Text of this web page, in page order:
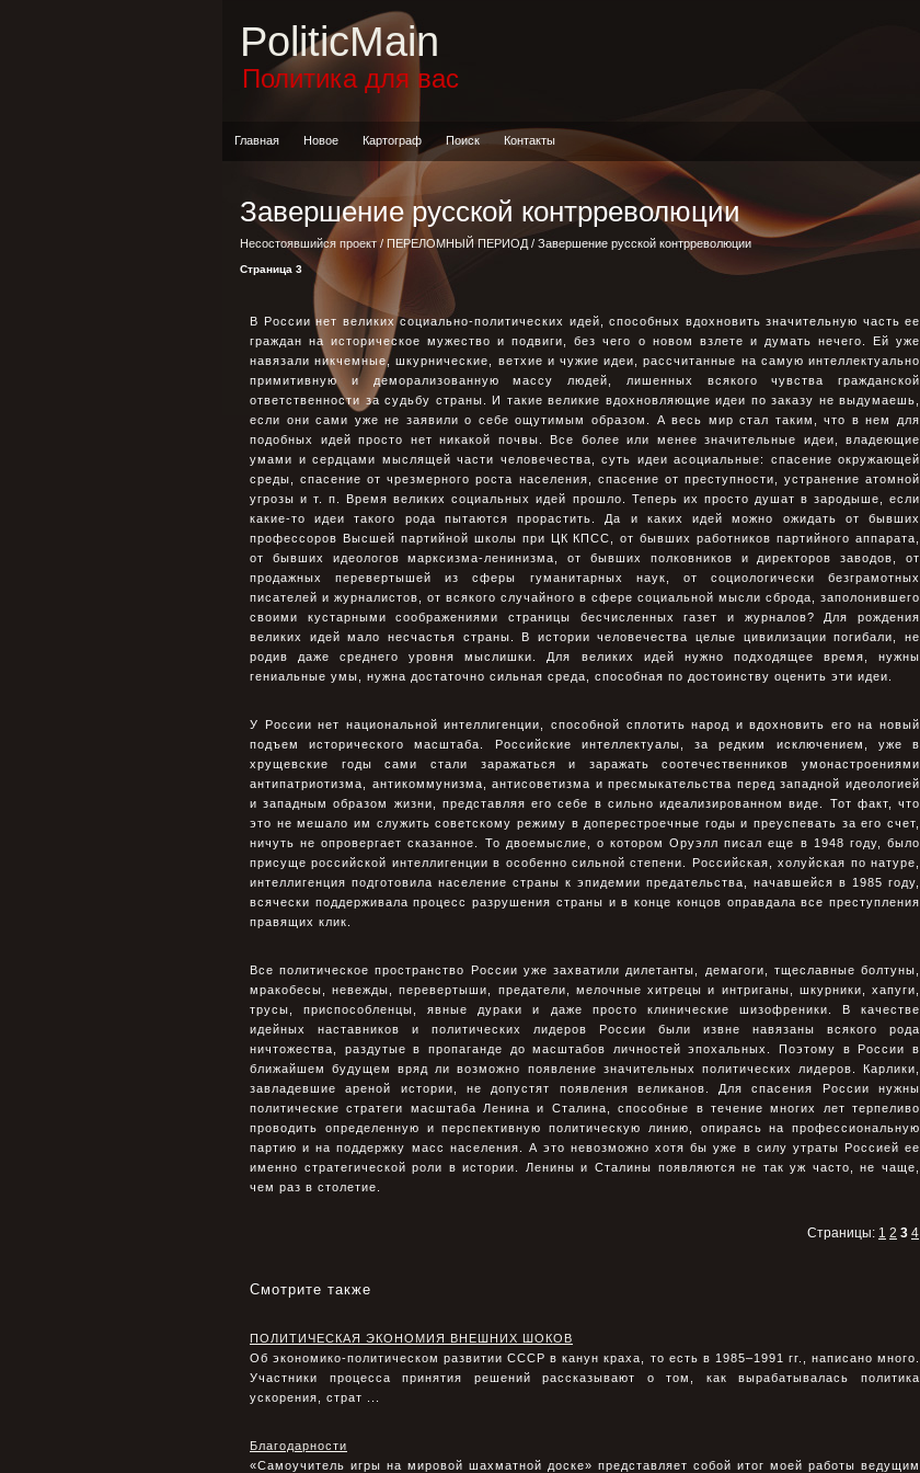
PoliticMain
Политика для вас
Главная Новое Картограф Поиск Контакты
Завершение русской контрреволюции
Несостоявшийся проект/ ПЕРЕЛОМНЫЙ ПЕРИОД / Завершение русской контрреволюции
Страница 3
В России нет великих социально-политических идей, способных вдохновить значительную часть ее
граждан на историческое мужество и подвиги, без чего о новом взлете и думать нечего. Ей уже
навязали никчемные, шкурнические, ветхие и чужие идеи, рассчитанные на самую интеллектуально
примитивную и деморализованную массу людей, лишенных всякого чувства гражданской
ответственности за судьбу страны. И такие великие вдохновляющие идеи по заказу не выдумаешь,
если они сами уже не заявили о себе ощутимым образом. А весь мир стал таким, что в нем для
подобных идей просто нет никакой почвы. Все более или менее значительные идеи, владеющие
умами и сердцами мыслящей части человечества, суть идеи асоциальные: спасение окружающей
среды, спасение от чрезмерного роста населения, спасение от преступности, устранение атомной
угрозы и т. п. Время великих социальных идей прошло. Теперь их просто душат в зародыше, если
какие-то идеи такого рода пытаются прорастить. Да и каких идей можно ожидать от бывших
профессоров Высшей партийной школы при ЦК КПСС, от бывших работников партийного аппарата,
от бывших идеологов марксизма-ленинизма, от бывших полковников и директоров заводов, от
продажных перевертышей из сферы гуманитарных наук, от социологически безграмотных
писателей и журналистов, от всякого случайного в сфере социальной мысли сброда, заполонившего
своими кустарными соображениями страницы бесчисленных газет и журналов? Для рождения
великих идей мало несчастья страны. В истории человечества целые цивилизации погибали, не
родив даже среднего уровня мыслишки. Для великих идей нужно подходящее время, нужны
гениальные умы, нужна достаточно сильная среда, способная по достоинству оценить эти идеи.
У России нет национальной интеллигенции, способной сплотить народ и вдохновить его на новый
подъем исторического масштаба. Российские интеллектуалы, за редким исключением, уже в
хрущевские годы сами стали заражаться и заражать соотечественников умонастроениями
антипатриотизма, антикоммунизма, антисоветизма и пресмыкательства перед западной идеологией
и западным образом жизни, представляя его себе в сильно идеализированном виде. Тот факт, что
это не мешало им служить советскому режиму в доперестроечные годы и преуспевать за его счет,
ничуть не опровергает сказанное. То двоемыслие, о котором Оруэлл писал еще в 1948 году, было
присуще российской интеллигенции в особенно сильной степени. Российская, холуйская по натуре,
интеллигенция подготовила население страны к эпидемии предательства, начавшейся в 1985 году,
всячески поддерживала процесс разрушения страны и в конце концов оправдала все преступления
правящих клик.
Все политическое пространство России уже захватили дилетанты, демагоги, тщеславные болтуны,
мракобесы, невежды, перевертыши, предатели, мелочные хитрецы и интриганы, шкурники, хапуги,
трусы, приспособленцы, явные дураки и даже просто клинические шизофреники. В качестве
идейных наставников и политических лидеров России были извне навязаны всякого рода
ничтожества, раздутые в пропаганде до масштабов личностей эпохальных. Поэтому в России в
ближайшем будущем вряд ли возможно появление значительных политических лидеров. Карлики,
завладевшие ареной истории, не допустят появления великанов. Для спасения России нужны
политические стратеги масштаба Ленина и Сталина, способные в течение многих лет терпеливо
проводить определенную и перспективную политическую линию, опираясь на профессиональную
партию и на поддержку масс населения. А это невозможно хотя бы уже в силу утраты Россией ее
именно стратегической роли в истории. Ленины и Сталины появляются не так уж часто, не чаще,
чем раз в столетие.
Страницы: 1 2 3 4
Смотрите также
ПОЛИТИЧЕСКАЯ ЭКОНОМИЯ ВНЕШНИХ ШОКОВ
Об экономико-политическом развитии СССР в канун краха, то есть в 1985–1991 гг., написано много.
Участники процесса принятия решений рассказывают о том, как вырабатывалась политика
ускорения, страт ...
Благодарности
«Самоучитель игры на мировой шахматной доске» представляет собой итог моей работы ведущим